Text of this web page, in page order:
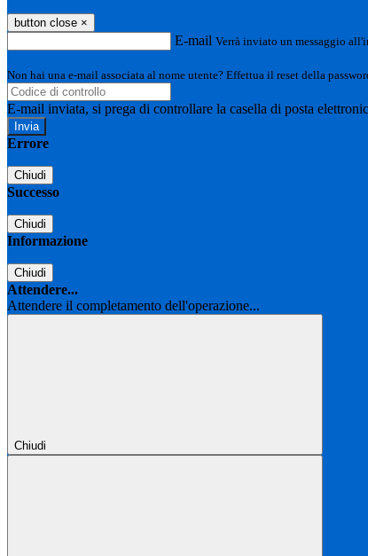
button close ×
E-mail Verrà inviato un messaggio
Non hai una e-mail associata al nome utente? Effettua il reset della
E-mail inviata, si prega di controllare la casella di posta
Errore
Chiudi
Successo
Chiudi
Informazione
Chiudi
Attendere...
Attendere il completamento dell'operazione...
Chiudi